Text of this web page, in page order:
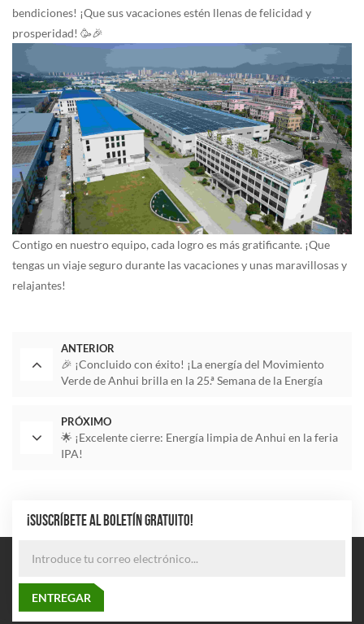
bendiciones! ¡Que sus vacaciones estén llenas de felicidad y
prosperidad! 🥳🎉
Contigo en nuestro equipo, cada logro es más gratificante. ¡Que
tengas un viaje seguro durante las vacaciones y unas maravillosas y
relajantes!
ANTERIOR
🎉 ¡Concluido con éxito! ¡La energía del Movimiento
Verde de Anhui brilla en la 25.ª Semana de la Energía
PRÓXIMO
🌟 ¡Excelente cierre: Energía limpia de Anhui en la feria
IPA!
¡SUSCRÍBETE AL BOLETÍN GRATUITO!